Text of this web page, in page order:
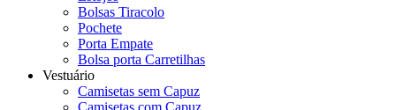
Bolsas Tiracolo
Pochete
Porta Empate
Bolsa porta Carretilhas
Vestuário
Camisetas sem Capuz
Camisetas com Capuz